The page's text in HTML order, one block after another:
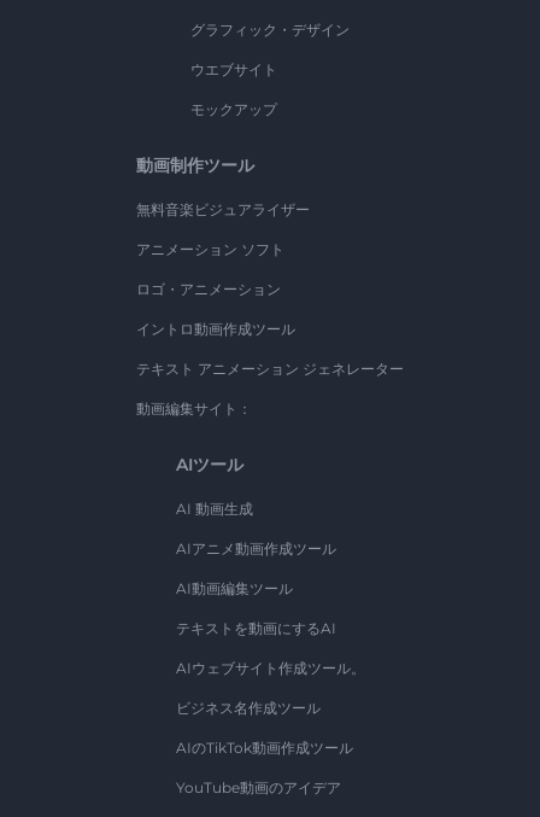
グラフィック・デザイン
ウエブサイト
モックアップ
動画制作ツール
無料音楽ビジュアライザー
アニメーション ソフト
ロゴ・アニメーション
イントロ動画作成ツール
テキスト アニメーション ジェネレーター
動画編集サイト：
AIツール
AI 動画生成
AIアニメ動画作成ツール
AI動画編集ツール
テキストを動画にするAI
AIウェブサイト作成ツール。
ビジネス名作成ツール
AIのTikTok動画作成ツール
YouTube動画のアイデア